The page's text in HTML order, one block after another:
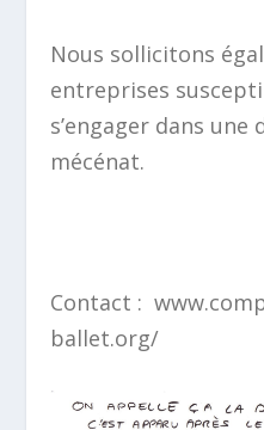
Nous sollicitons
entreprises
s’engager dans une
mécénat.
Contact :
ballet.org/